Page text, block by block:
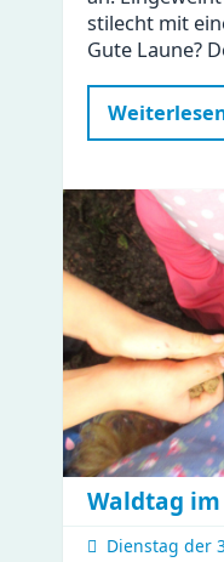
stilecht mit
Gute Laune?
Waldtag
Dienstag der